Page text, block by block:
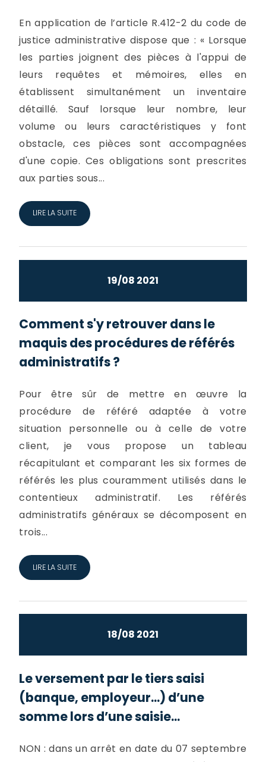
En application de l’article R.412-2 du code de
justice administrative dispose que : « Lorsque
les parties joignent des pièces à l'appui de
leurs requêtes et mémoires, elles en
établissent simultanément un inventaire
détaillé. Sauf lorsque leur nombre, leur
volume ou leurs caractéristiques y font
obstacle, ces pièces sont accompagnées
d'une copie. Ces obligations sont prescrites
aux parties sous...
LIRE LA SUITE
19/08 2021
Comment s'y retrouver dans le
maquis des procédures de référés
administratifs ?
Pour être sûr de mettre en œuvre la
procédure de référé adaptée à votre
situation personnelle ou à celle de votre
client, je vous propose un tableau
récapitulant et comparant les six formes de
référés les plus couramment utilisés dans le
contentieux administratif. Les référés
administratifs généraux se décomposent en
trois...
LIRE LA SUITE
18/08 2021
Le versement par le tiers saisi
(banque, employeur...) d’une
somme lors d’une saisie...
NON : dans un arrêt en date du 07 septembre